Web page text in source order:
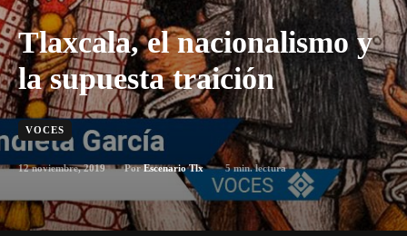
Tlaxcala, el nacionalismo y
la supuesta traición
VOCES
12 noviembre, 2019 Por Escenario Tlx 5min. lectura